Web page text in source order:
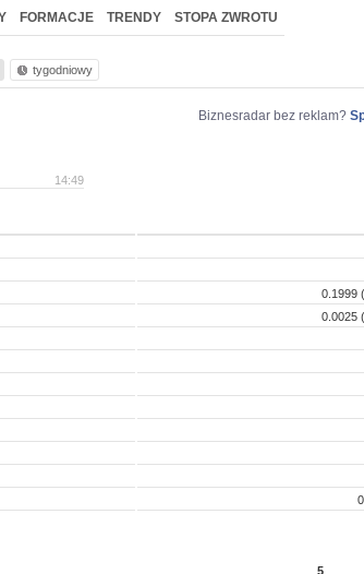
FORMACJE TRENDY STOPA ZWROTU
tygodniowy
Biznesradar bez reklam?
14:49
0.1999
0.0025
5